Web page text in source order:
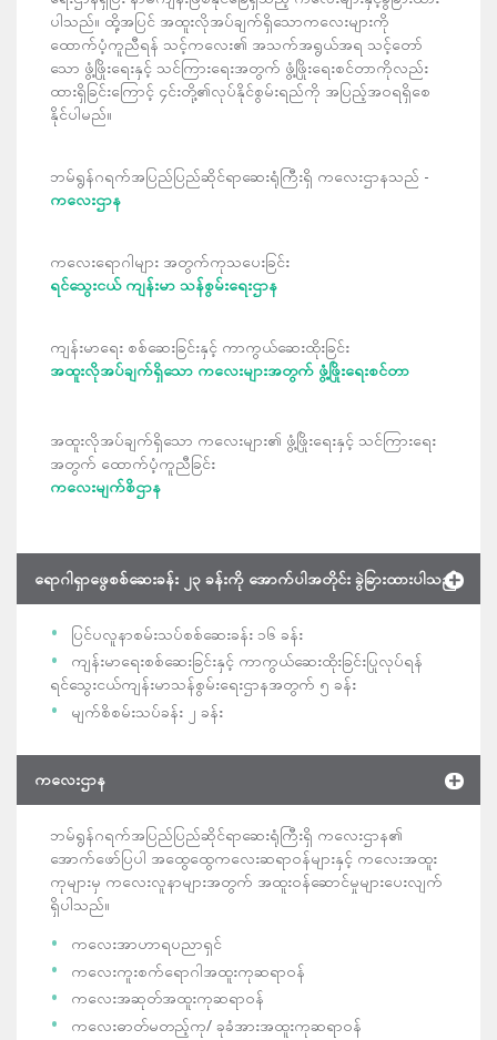
ပါသည်။ ထို့အပြင် အထူးလိုအပ်ချက်ရှိသောကလေးများကို
ထောက်ပံ့ကူညီရန် သင့်ကလေး၏ အသက်အရွယ်အရ သင့်တော်
သော ဖွံ့ဖြိုးရေးနှင့် သင်ကြားရေးအတွက် ဖွံ့ဖြိုးရေးစင်တာကိုလည်း
ထားရှိခြင်းကြောင့် ၄င်းတို့၏လုပ်နိုင်စွမ်းရည်ကို အပြည့်အဝရရှိစေ
နိုင်ပါမည်။
ဘမ်ရွန်ဂရက်အပြည်ပြည်ဆိုင်ရာဆေးရုံကြီးရှိ ကလေးဌာနသည် -
ကလေးဌာန
ကလေးရောဂါများ အတွက်ကုသပေးခြင်း
ရင်သွေးငယ် ကျန်းမာ သန်စွမ်းရေးဌာန
ကျန်းမာရေး စစ်ဆေးခြင်းနှင့် ကာကွယ်ဆေးထိုးခြင်း
အထူးလိုအပ်ချက်ရှိသော ကလေးများအတွက် ဖွံ့ဖြိုးရေးစင်တာ
အထူးလိုအပ်ချက်ရှိသော ကလေးများ၏ ဖွံ့ဖြိုးရေးနှင့် သင်ကြားရေး
အတွက် ထောက်ပံ့ကူညီခြင်း
ကလေးမျက်စိဌာန
ရောဂါရှာဖွေစစ်ဆေးခန်း ၂၃ ခန်းကို အောက်ပါအတိုင်း ခွဲခြားထားပါသည်။
ပြင်ပလူနာစမ်းသပ်စစ်ဆေးခန်း ၁၆ ခန်း
ကျန်းမာရေးစစ်ဆေးခြင်းနှင့် ကာကွယ်ဆေးထိုးခြင်းပြုလုပ်ရန်
ရင်သွေးငယ်ကျန်းမာသန်စွမ်းရေးဌာနအတွက် ၅ ခန်း
မျက်စိစမ်းသပ်ခန်း ၂ ခန်း
ကလေးဌာန
ဘမ်ရွန်ဂရက်အပြည်ပြည်ဆိုင်ရာဆေးရုံကြီးရှိ ကလေးဌာန၏
အောက်ဖော်ပြပါ အထွေထွေကလေးဆရာဝန်များနှင့် ကလေးအထူး
ကုများမှ ကလေးလူနာများအတွက် အထူးဝန်ဆောင်မှုများပေးလျက်
ရှိပါသည်။
ကလေးအာဟာရပညာရှင်
ကလေးကူးစက်ရောဂါအထူးကုဆရာဝန်
ကလေးအဆုတ်အထူးကုဆရာဝန်
ကလေးဓာတ်မတည့်ကု/ ခုခံအားအထူးကုဆရာဝန်